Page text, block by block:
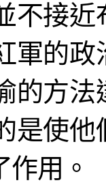
不接
軍的
的方
是使
用。